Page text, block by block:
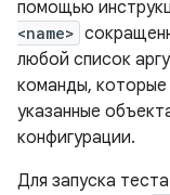
помощью
<name>
любой список
команды, которые
указанные
конфигурации.
Для запуска